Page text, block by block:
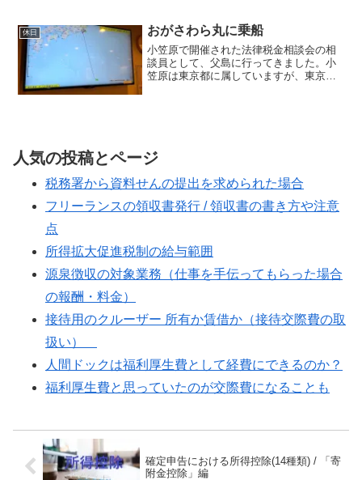
ころにカフェがあるなんてと思う...
休日 おがさわら丸に乗船
小笠原で開催された法律税金相談会の相
談員として、父島に行ってきました。小
笠原は東京都に属していますが、東京か
人気の投稿とページ
税務署から資料せんの提出を求められた場合
フリーランスの領収書発行 / 領収書の書き方や注意
点
所得拡大促進税制の給与範囲
源泉徴収の対象業務（仕事を手伝ってもらった場合
の報酬・料金）
接待用のクルーザー 所有か賃借か（接待交際費の取
扱い）
人間ドックは福利厚生費として経費にできるのか？
福利厚生費と思っていたのが交際費になることも
確定申告における所得控除(14種類) / 「寄
附金控除」編